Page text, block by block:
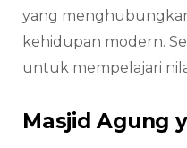
yang
kehidupan modern.
untuk mempelajari
Masjid Agung